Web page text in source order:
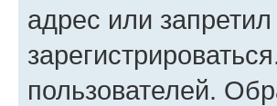
адрес или
пользователей.